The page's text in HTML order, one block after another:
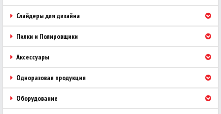
Слайдеры для дизайна
Пилки и Полировщики
Аксессуары
Одноразовая продукция
Оборудование